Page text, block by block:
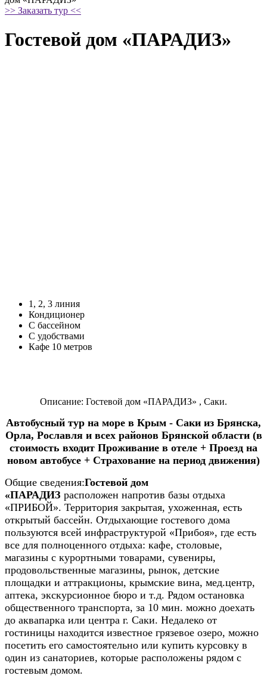
>> Заказать тур <<
Гостевой дом «ПАРАДИЗ»
1, 2, 3 линия
Кондиционер
С бассейном
С удобствами
Кафе 10 метров
Описание: Гостевой дом «ПАРАДИЗ» , Саки.
Автобусный тур на море в Крым - Саки из Брянска,
Орла, Рославля и всех районов Брянской области (в
стоимость входит Проживание в отеле + Проезд на
новом автобусе + Страхование на период движения)
Общие сведения:Гостевой дом
«ПАРАДИЗ расположен напротив базы отдыха
«ПРИБОЙ». Территория закрытая, ухоженная, есть
открытый бассейн. Отдыхающие гостевого дома
пользуются всей инфраструктурой «Прибоя», где есть
все для полноценного отдыха: кафе, столовые,
магазины с курортными товарами, сувениры,
продовольственные магазины, рынок, детские
площадки и аттракционы, крымские вина, мед.центр,
аптека, экскурсионное бюро и т.д. Рядом остановка
общественного транспорта, за 10 мин. можно доехать
до аквапарка или центра г. Саки. Недалеко от
гостиницы находится известное грязевое озеро, можно
посетить его самостоятельно или купить курсовку в
один из санаториев, которые расположены рядом с
гостевым домом.